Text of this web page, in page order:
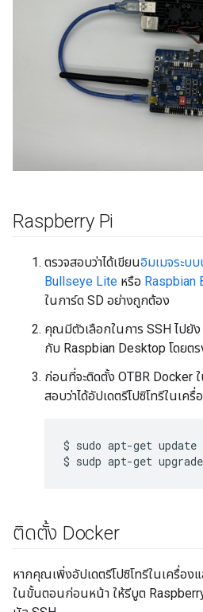
Raspberry Pi
ตรวจสอบว่าได้เขียนอิมเมจระบ
Bullseye Lite หรือ Raspbian
ในการ์ด SD อย่างถูกต้อง
คุณมีตัวเลือกในการ SSH ไปยั
กับ Raspbian Desktop โดยตร
ก่อนที่จะติดตั้ง OTBR Docker
สอบว่าได้อัปเดตรีโปซิโทรีในเค
$ sudo apt-get update
ติดตั้ง Docker
หากคุณเพิ่งอัปเดตรีโปซิโทรีในเครื่อง
ในขั้นตอนก่อนหน้า ให้รีบูต